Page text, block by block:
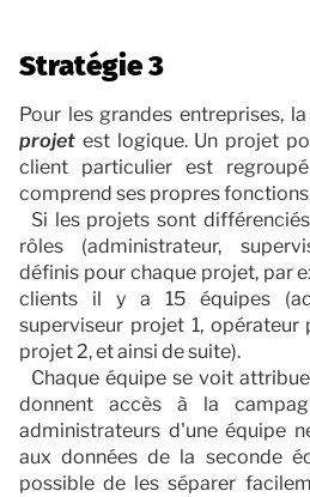
Stratégie 3
Pour les grandes entreprises,
projet est logique. Un projet
client particulier est
comprend ses propres
Si les projets sont
rôles (administrateur,
définis pour chaque projet, par
clients il y a 15 équipes
superviseur projet 1, opérateur
projet 2, et ainsi de suite).
Chaque équipe se voit
donnent accès à la
administrateurs d'une équipe
aux données de la seconde
possible de les séparer